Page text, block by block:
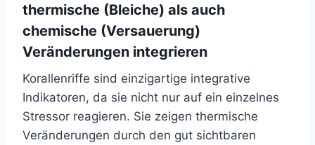
thermische (Bleiche) als auch
chemische (Versauerung)
Veränderungen integrieren
Korallenriffe sind einzigartige integrative
Indikatoren, da sie nicht nur auf ein einzelnes
Stressor reagieren. Sie zeigen thermische
Veränderungen durch den gut sichtbaren